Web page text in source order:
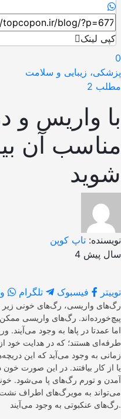
کپی لینک
0
پزشکی، زیبایی و سلامت
مطلب 2
با واریس و
مناسب آن
شوید
نویسنده: تاپ کوپن
4 سال پیش
توییتر فیسبوک تلگرام
رگ‌های واریسی، رگ‌های خونی
پیچ‌خورده‌اند. رگ‌های واریسی
اما عمدتا در پاها به وجود می‌آیند.
طرفه‌ای هستند؛ که در هدایت خود
زمانی به وجود می‌آید که این
یا از کار بیافتند. در این صورت
آمدن و تورم رگ‌های پا می‌شود.
می‌تواند به مویرگ‌های اطراف
رگ‌های عنکبوتی به وجود می‌آیند.